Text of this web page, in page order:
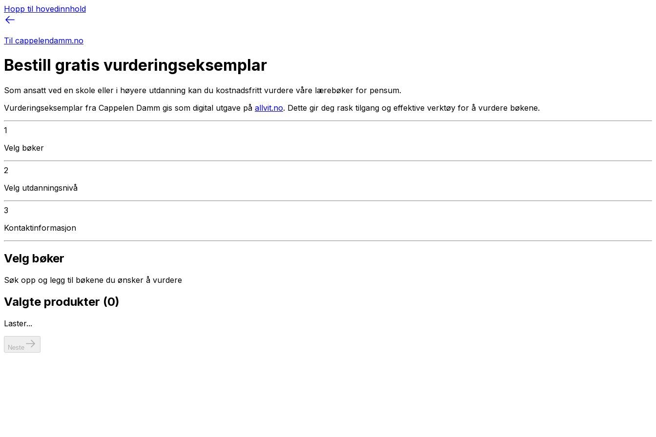
Hopp til hovedinnhold
Til cappelendamm.no
Bestill gratis vurderingseksemplar
Som ansatt ved en skole eller i høyere utdanning kan du kostnadsfritt vurdere våre lærebøker for pensum.
Vurderingseksemplar fra Cappelen Damm gis som digital utgave på allvit.no. Dette gir deg rask tilgang og effektive verktøy for å vurdere bøkene.
1
Velg bøker
2
Velg utdanningsnivå
3
Kontaktinformasjon
Velg bøker
Søk opp og legg til bøkene du ønsker å vurdere
Valgte produkter (0)
Laster...
Neste